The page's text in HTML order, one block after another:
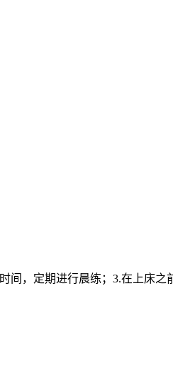
间，定期进行晨练；3.在上床